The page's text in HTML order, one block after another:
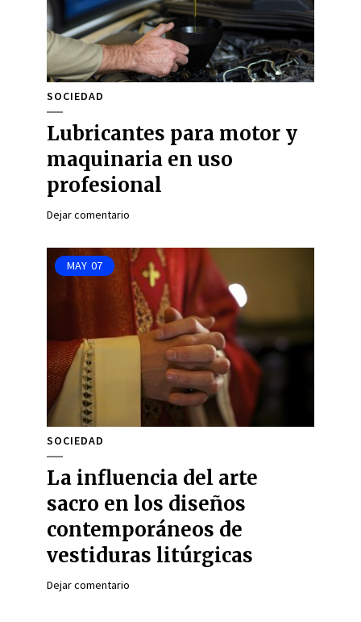
SOCIEDAD
Lubricantes para motor y
maquinaria en uso
profesional
Dejar comentario
MAY 07
SOCIEDAD
La influencia del arte
sacro en los diseños
contemporáneos de
vestiduras litúrgicas
Dejar comentario